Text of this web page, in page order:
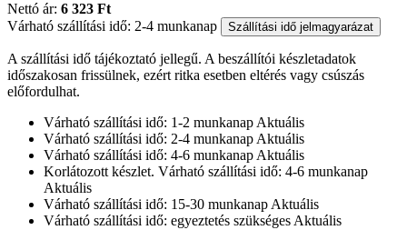
Nettó ár: 6 323 Ft
Várható szállítási idő: 2-4 munkanap
Szállítási idő jelmagyarázat
A szállítási idő tájékoztató jellegű. A beszállítói készletadatok
időszakosan frissülnek, ezért ritka esetben eltérés vagy csúszás
előfordulhat.
Várható szállítási idő: 1-2 munkanapAktuális
Várható szállítási idő: 2-4 munkanapAktuális
Várható szállítási idő: 4-6 munkanapAktuális
Korlátozott készlet. Várható szállítási idő: 4-6 munkanap
Aktuális
Várható szállítási idő: 15-30 munkanapAktuális
Várható szállítási idő: egyeztetés szükségesAktuális